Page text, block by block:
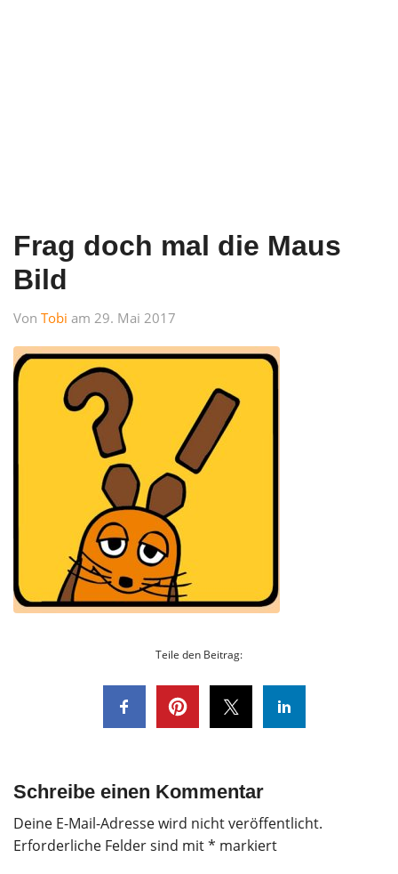
Frag doch mal die Maus
Bild
Von Tobi am 29. Mai 2017
Teile den Beitrag:
Schreibe einen Kommentar
Deine E-Mail-Adresse wird nicht veröffentlicht.
Erforderliche Felder sind mit* markiert